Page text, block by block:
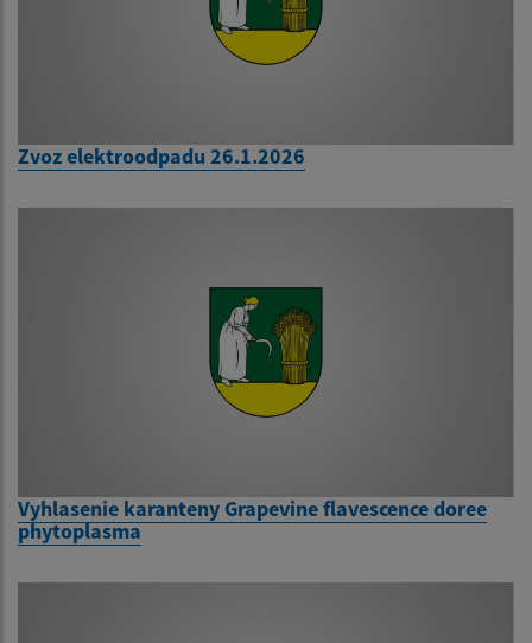
Zvoz elektroodpadu 26.1.2026
Vyhlasenie karanteny Grapevine flavescence doree
phytoplasma